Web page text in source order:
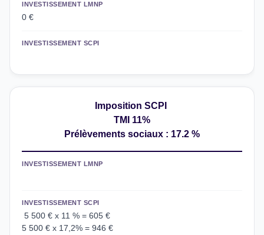
INVESTISSEMENT LMNP
0 €
INVESTISSEMENT SCPI
Imposition SCPI
TMI 11%
Prélèvements sociaux : 17.2 %
INVESTISSEMENT LMNP
INVESTISSEMENT SCPI
5 500 € x 11 % = 605 €
5 500 € x 17,2% = 946 €